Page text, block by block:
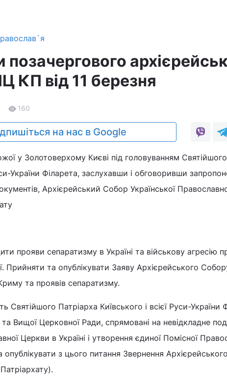
позачергового
КП від 11 березня
160
на нас в Google
у Золотоверхому Києві під головуванням
України Філарета, заслухавши і обговоривши
Архієрейський Собор Української
прояви сепаратизму в Україні та військову агресію
Прийняти та опублікувати Заяву Архієрейського
та проявів сепаратизму.
Святійшого Патріарха Київського і всієї Руси-України
Вищої Церковної Ради, спрямовані на невідкладне
Церкви в Україні і утворення єдиної Помісної
з цього питання Звернення